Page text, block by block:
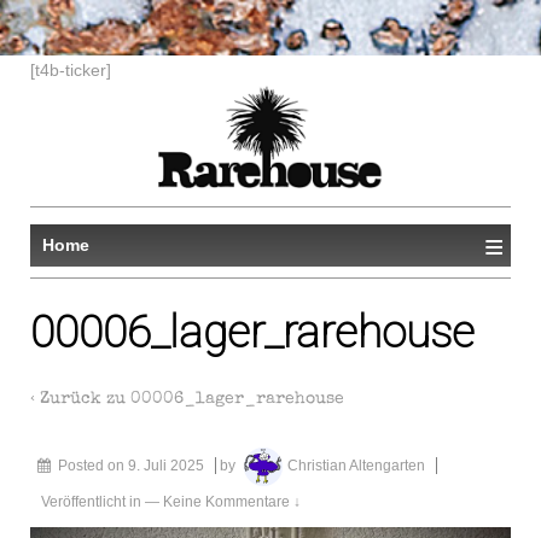
[t4b-ticker]
Home ≡
00006_lager_rarehouse
‹ Zurück zu 00006_lager_rarehouse
Posted on 9. Juli 2025 by Christian Altengarten
Veröffentlicht in — Keine Kommentare ↓